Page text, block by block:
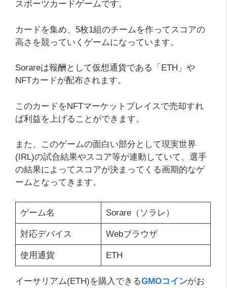
スポーツカードゲームです。
カードを集め、5枚1組のチームを作ってスコアの
高さを競っていくゲームになっています。
Sorareは報酬として仮想通貨である「ETH」や
NFTカードが配布されます。
このカードをNFTマーケットプレイスで売却すれ
ば利益を上げることができます。
また、このゲームの面白い部分として現実世界
(IRL)の試合結果やスコア等が連動していて、選手
の結果によってスコアが決まってくる画期的なゲ
ームとなってきます。
ゲーム名 Sorare（ソラレ）
対応デバイス Webブラウザ
使用通貨 ETH
イーサリアム(ETH)を購入できるGMOコインがお